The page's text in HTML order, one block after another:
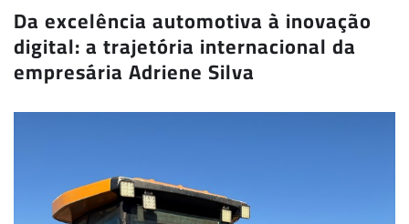
Da excelência automotiva à inovação
digital: a trajetória internacional da
empresária Adriene Silva